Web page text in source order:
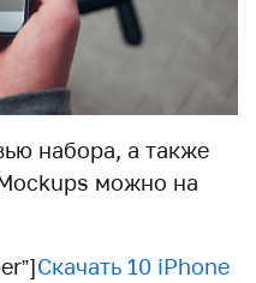
набора, а также
можно на
Скачать 10 iPhone